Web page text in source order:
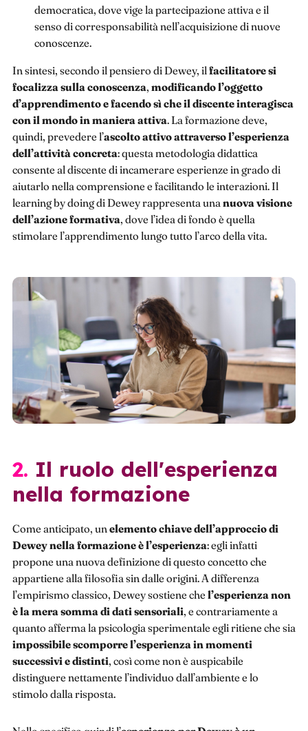
democratica, dove vige la partecipazione attiva e il
senso di corresponsabilità nell’acquisizione di nuove
conoscenze.
In sintesi, secondo il pensiero di Dewey, il facilitatore si
focalizza sulla conoscenza, modificando l’oggetto
d’apprendimento e facendo sì che il discente interagisca
con il mondo in maniera attiva. La formazione deve,
quindi, prevedere l’ascolto attivo attraverso l’esperienza
dell’attività concreta: questa metodologia didattica
consente al discente di incamerare esperienze in grado di
aiutarlo nella comprensione e facilitando le interazioni. Il
learning by doing di Dewey rappresenta una nuova visione
dell’azione formativa, dove l’idea di fondo è quella
stimolare l’apprendimento lungo tutto l’arco della vita.
2. Il ruolo dell'esperienza
nella formazione
Come anticipato, unelemento chiave dell’approccio di
Dewey nella formazione è l’esperienza: egli infatti
propone una nuova definizione di questo concetto che
appartiene alla filosofia sin dalle origini. A differenza
l’empirismo classico, Dewey sostiene che l’esperienza non
è la mera somma di dati sensoriali, e contrariamente a
quanto afferma la psicologia sperimentale egli ritiene che sia
impossibile scomporre l’esperienza in momenti
successivi e distinti, così come non è auspicabile
distinguere nettamente l’individuo dall’ambiente e lo
stimolo dalla risposta.